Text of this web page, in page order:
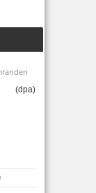
(dpa)